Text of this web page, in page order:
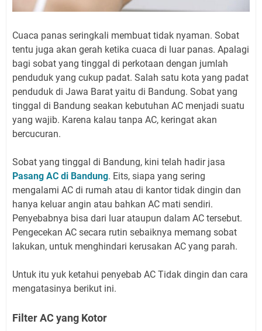
Cuaca panas seringkali membuat tidak nyaman. Sobat
tentu juga akan gerah ketika cuaca di luar panas. Apalagi
bagi sobat yang tinggal di perkotaan dengan jumlah
penduduk yang cukup padat. Salah satu kota yang padat
penduduk di Jawa Barat yaitu di Bandung. Sobat yang
tinggal di Bandung seakan kebutuhan AC menjadi suatu
yang wajib. Karena kalau tanpa AC, keringat akan
bercucuran.
Sobat yang tinggal di Bandung, kini telah hadir jasa
Pasang AC di Bandung. Eits, siapa yang sering
mengalami AC di rumah atau di kantor tidak dingin dan
hanya keluar angin atau bahkan AC mati sendiri.
Penyebabnya bisa dari luar ataupun dalam AC tersebut.
Pengecekan AC secara rutin sebaiknya memang sobat
lakukan, untuk menghindari kerusakan AC yang parah.
Untuk itu yuk ketahui penyebab AC Tidak dingin dan cara
mengatasinya berikut ini.
Filter AC yang Kotor